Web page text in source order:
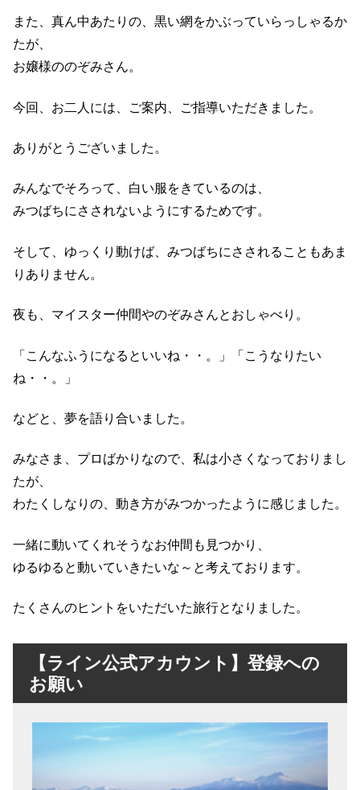
また、真ん中あたりの、黒い網をかぶっていらっしゃるか
たが、
お嬢様ののぞみさん。
今回、お二人には、ご案内、ご指導いただきました。
ありがとうございました。
みんなでそろって、白い服をきているのは、
みつばちにさされないようにするためです。
そして、ゆっくり動けば、みつばちにさされることもあま
りありません。
夜も、マイスター仲間やのぞみさんとおしゃべり。
「こんなふうになるといいね・・。」「こうなりたい
ね・・。」
などと、夢を語り合いました。
みなさま、プロばかりなので、私は小さくなっておりまし
たが、
わたくしなりの、動き方がみつかったように感じました。
一緒に動いてくれそうなお仲間も見つかり、
ゆるゆると動いていきたいな～と考えております。
たくさんのヒントをいただいた旅行となりました。
【ライン公式アカウント】登録への
お願い